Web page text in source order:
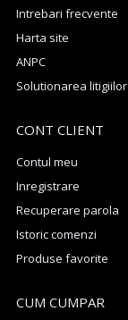
Intrebari frecvente
Harta site
ANPC
Solutionarea litigiilor
CONT CLIENT
Contul meu
Inregistrare
Recuperare parola
Istoric comenzi
Produse favorite
CUM CUMPAR